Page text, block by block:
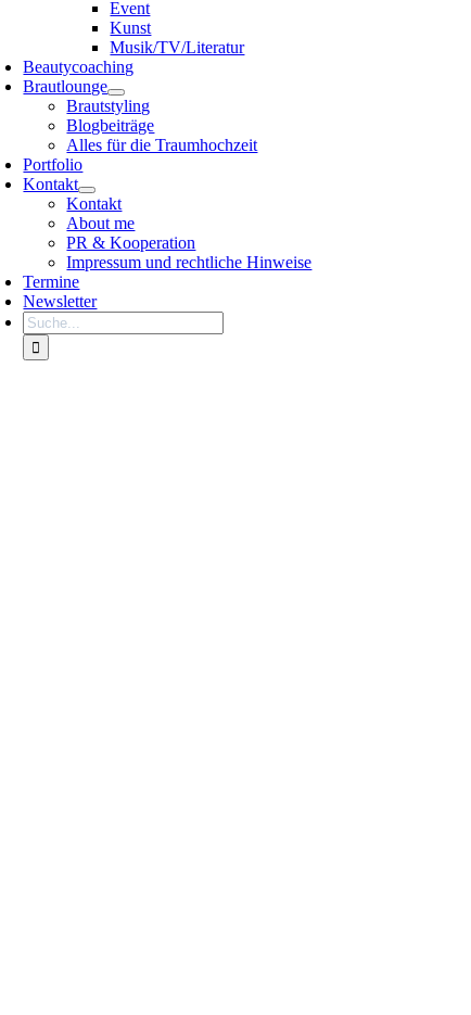
Event
Kunst
Musik/TV/Literatur
Beautycoaching
Brautlounge
Brautstyling
Blogbeiträge
Alles für die Traumhochzeit
Portfolio
Kontakt
Kontakt
About me
PR & Kooperation
Impressum und rechtliche Hinweise
Termine
Newsletter
Search
for: